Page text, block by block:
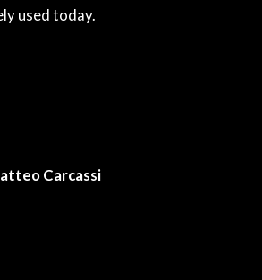
used today.
Carcassi